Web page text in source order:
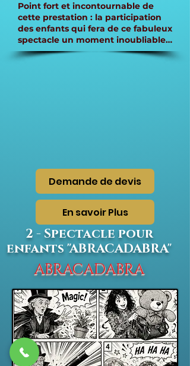
Point fort et incontournable de
cette prestation : la participation
des enfants qui fera de ce fabuleux
spectacle un moment inoubliable…
Demande de devis
En savoir Plus
2 - Spectacle pour
enfants "ABRACADABRA"
ABRACADABRA